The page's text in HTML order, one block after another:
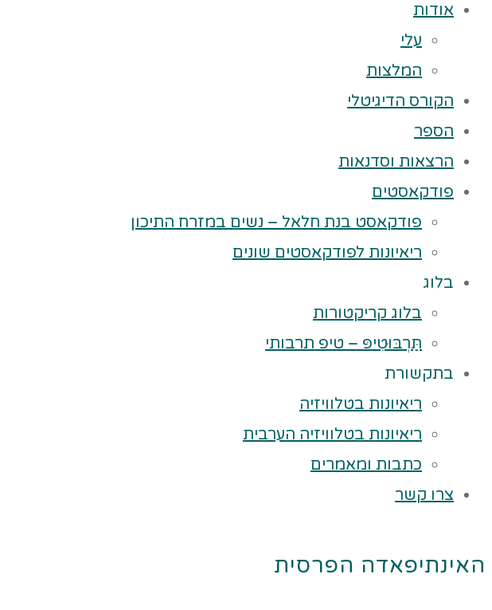
אודות
עלי
המלצות
הקורס הדיגיטלי
הספר
הרצאות וסדנאות
פודקאסטים
פודקאסט בנת חלאל – נשים במזרח התיכון
ריאיונות לפודקאסטים שונים
בלוג
בלוג קריקטורות
תַּרְבּוּטִיפּ – טיפ תרבותי
בתקשורת
ריאיונות בטלוויזיה
ריאיונות בטלוויזיה הערבית
כתבות ומאמרים
צרו קשר
האינתיפאדה הפרסית